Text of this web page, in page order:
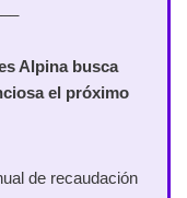
Alpina busca
el próximo
de recaudación